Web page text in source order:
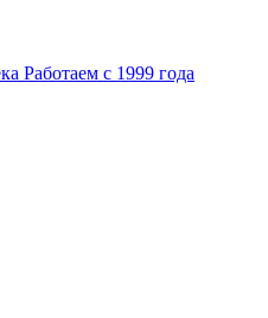
Работаем с 1999 года